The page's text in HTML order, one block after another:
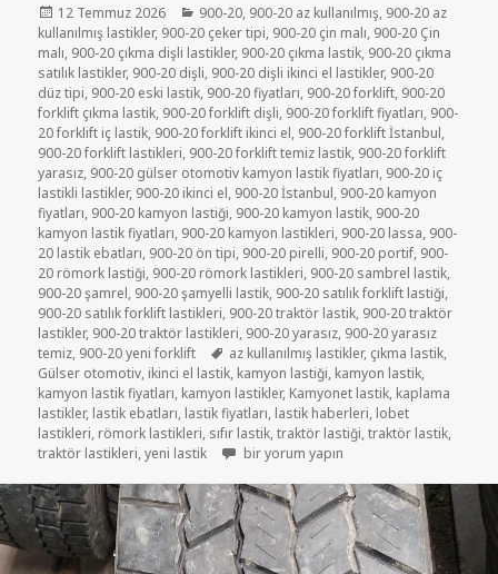
Yayın
tarihi
12 Temmuz 2026 Kategoriler
900-20, 900-20 az kullanılmış, 900-20 az
kullanılmış lastikler, 900-20 çeker tipi, 900-20 çin malı, 900-20 Çin
malı, 900-20 çıkma dişli lastikler, 900-20 çıkma lastik, 900-20 çıkma
satılık lastikler, 900-20 dişli, 900-20 dişli ikinci el lastikler, 900-20
düz tipi, 900-20 eski lastik, 900-20 fiyatları, 900-20 forklift, 900-20
forklift çıkma lastik, 900-20 forklift dişli, 900-20 forklift fiyatları, 900-
20 forklift iç lastik, 900-20 forklift ikinci el, 900-20 forklift İstanbul,
900-20 forklift lastikleri, 900-20 forklift temiz lastik, 900-20 forklift
yarasız, 900-20 gülser otomotiv kamyon lastik fiyatları, 900-20 iç
lastikli lastikler, 900-20 ikinci el, 900-20 İstanbul, 900-20 kamyon
fiyatları, 900-20 kamyon lastiği, 900-20 kamyon lastik, 900-20
kamyon lastik fiyatları, 900-20 kamyon lastikleri, 900-20 lassa, 900-
20 lastik ebatları, 900-20 ön tipi, 900-20 pirelli, 900-20 portif, 900-
20 römork lastiği, 900-20 römork lastikleri, 900-20 sambrel lastik,
900-20 şamrel, 900-20 şamyelli lastik, 900-20 satılık forklift lastiği,
900-20 satılık forklift lastikleri, 900-20 traktör lastik, 900-20 traktör
lastikler, 900-20 traktör lastikleri, 900-20 yarasız, 900-20 yarasız
temiz, 900-20 yeni forklift Etiketler
az kullanılmış lastikler, çıkma lastik,
Gülser otomotiv, ikinci el lastik, kamyon lastiği, kamyon lastik,
kamyon lastik fiyatları, kamyon lastikler, Kamyonet lastik, kaplama
lastikler, lastik ebatları, lastik fiyatları, lastik haberleri, lobet
lastikleri, römork lastikleri, sıfır lastik,traktör lastiği,traktör lastik,
traktör lastikleri,yeni lastik SATILIK 900-20 YENİ AYARINDA AZ
bir yorum yapın